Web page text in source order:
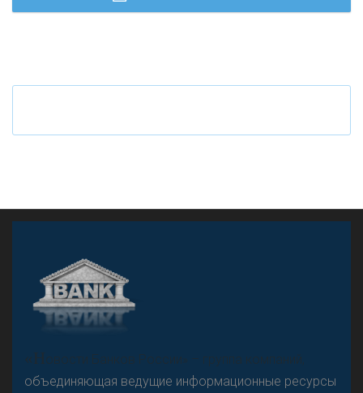
Что будет с наличными деньгами при цифровом
«Н
овости Банков России» – группа компаний,
объединяющая ведущие информационные ресурсы